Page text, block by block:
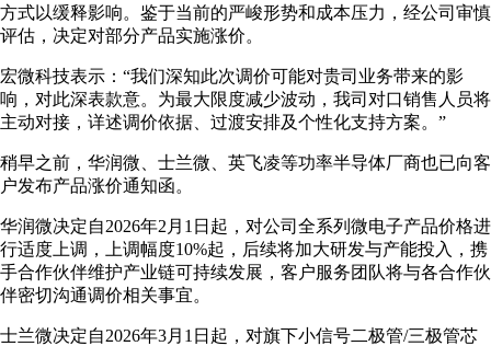
方式以缓释影响。鉴于当前的严峻形势和成本压力，经公司审慎
评估，决定对部分产品实施涨价。
宏微科技表示：“我们深知此次调价可能对贵司业务带来的影
响，对此深表款意。为最大限度减少波动，我司对口销售人员将
主动对接，详述调价依据、过渡安排及个性化支持方案。”
稍早之前，华润微、士兰微、英飞凌等功率半导体厂商也已向客
户发布产品涨价通知函。
华润微决定自2026年2月1日起，对公司全系列微电子产品价格进
行适度上调，上调幅度10%起，后续将加大研发与产能投入，携
手合作伙伴维护产业链可持续发展，客户服务团队将与各合作伙
伴密切沟通调价相关事宜。
士兰微决定自2026年3月1日起，对旗下小信号二极管/三极管芯